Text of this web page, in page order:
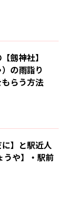
劔神社】
の雨詣り
もらう方法
】と駅近人
うや】・駅前